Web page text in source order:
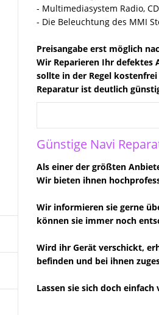
- Multimediasystem Radio,
- Die Beleuchtung des MMI
Preisangabe erst möglich
Wir Reparieren Ihr defektes
sollte in der Regel
Reparatur ist deutlich
Günstige Navi
Als einer der größten
Wir bieten ihnen
Wir informieren sie gerne
können sie immer noch
Wird ihr Gerät verschickt,
befinden und bei ihnen
Lassen sie sich doch